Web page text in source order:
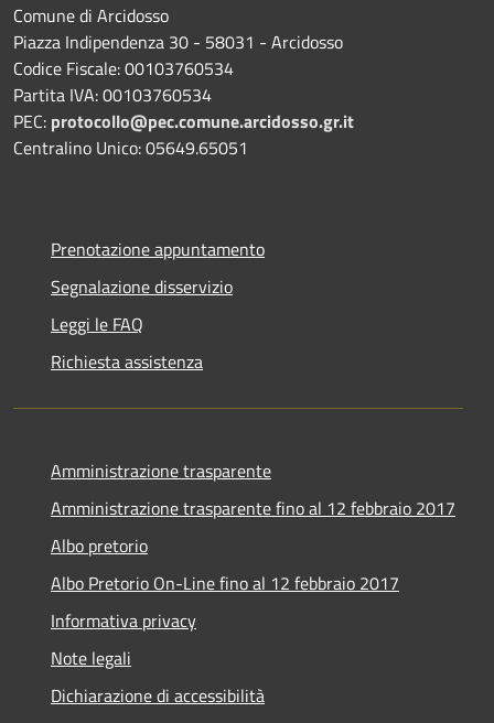
Comune di Arcidosso
Piazza Indipendenza 30 - 58031 - Arcidosso
Codice Fiscale: 00103760534
Partita IVA: 00103760534
PEC: protocollo@pec.comune.arcidosso.gr.it
Centralino Unico: 05649.65051
Prenotazione appuntamento
Segnalazione disservizio
Leggi le FAQ
Richiesta assistenza
Amministrazione trasparente
Amministrazione trasparente fino al 12 febbraio 2017
Albo pretorio
Albo Pretorio On-Line fino al 12 febbraio 2017
Informativa privacy
Note legali
Dichiarazione di accessibilità